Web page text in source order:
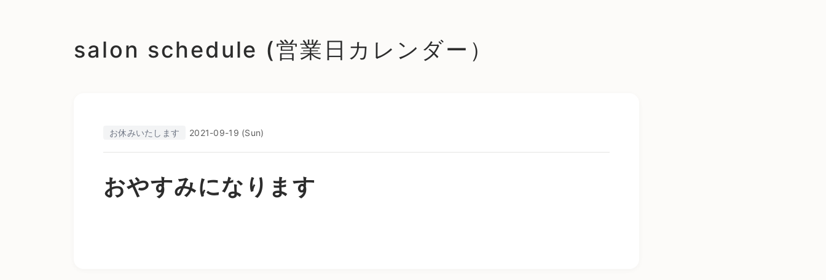
salon schedule (営業日カレンダー）
お休みいたします 2021-09-19 (Sun)
おやすみになります